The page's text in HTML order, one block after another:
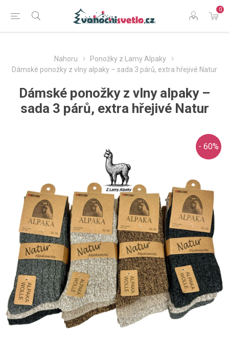
0
Nahoru
Ponožky z Lamy Alpaky
Dámské ponožky z vlny alpaky – sada 3 párů, extra hřejivé Natur
Dámské ponožky z vlny alpaky –
sada 3 párů, extra hřejivé Natur
- 60%